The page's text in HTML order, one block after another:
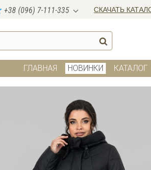
+38 (096) 7-111-335 СКАЧАТЬ
ГЛАВНАЯ НОВИНКИ КАТАЛОГ